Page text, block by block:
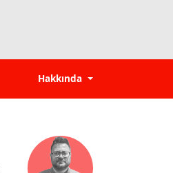
Hakkında